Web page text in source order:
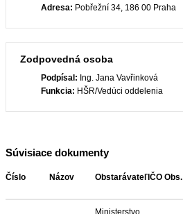
Adresa: Pobřežní 34, 186 00 Praha
Zodpovedná osoba
Podpísal: Ing. Jana Vavřinková
Funkcia: HŠR/Vedúci oddelenia
Súvisiace dokumenty
Číslo Názov Obstarávateľ IČO Obs.
Ministerstvo